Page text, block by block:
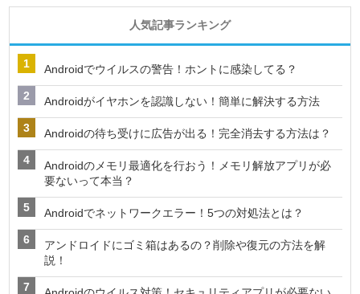
人気記事ランキング
Androidでウイルスの警告！ホントに感染してる？
Androidがイヤホンを認識しない！簡単に解決する方法
Androidの待ち受けに広告が出る！完全消去する方法は？
Androidのメモリ最適化を行おう！メモリ解放アプリが必
要ないって本当？
Androidでネットワークエラー！5つの対処法とは？
アンドロイドにゴミ箱はあるの？削除や復元の方法を解
説！